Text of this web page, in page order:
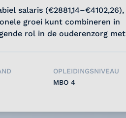
salaris (€2881,14–€4102,26),
groei kunt combineren in
rol in de ouderenzorg met
OPLEIDINGSNIVEAU
MBO 4